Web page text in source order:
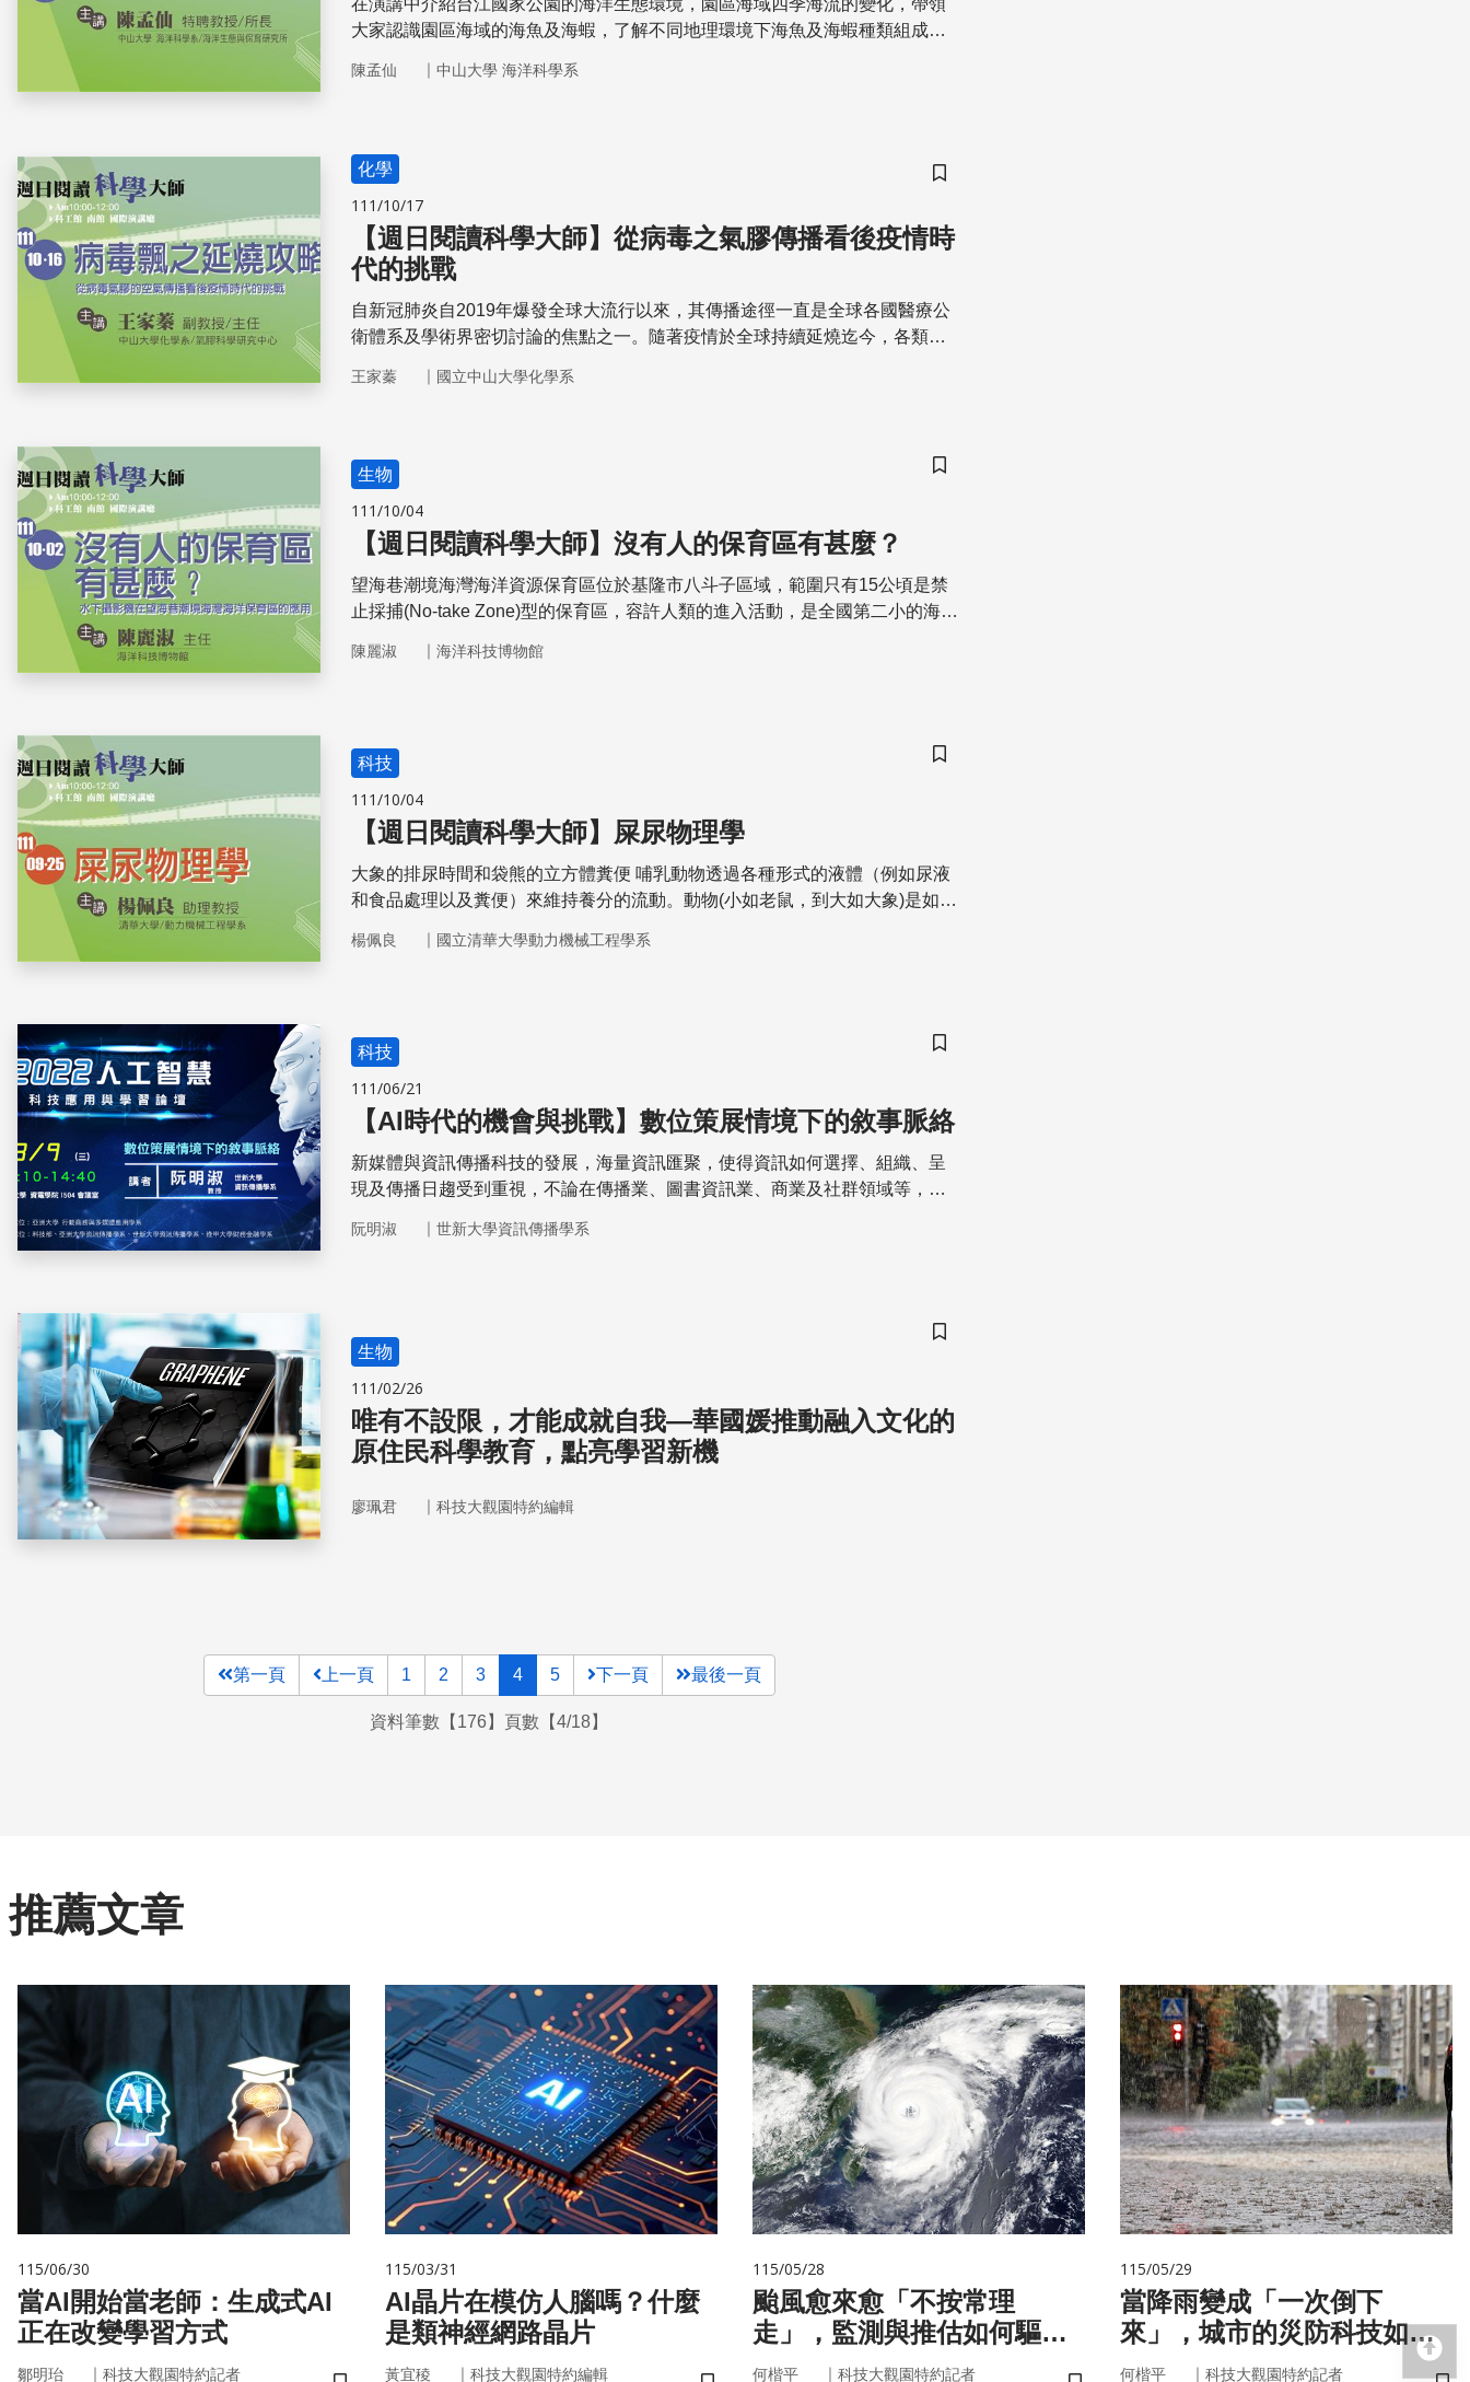
在演講中介紹台江國家公園的海洋生態環境，園區海域四季海流的變化，帶領
大家認識園區海域的海魚及海蝦，了解不同地理環境下海魚及海蝦種類組成的
陳孟仙 ｜ 中山大學 海洋科學系
儲存書籤
化學
111/10/17
【週日閱讀科學大師】從病毒之氣膠傳播看後疫情時
代的挑戰
自新冠肺炎自2019年爆發全球大流行以來，其傳播途徑一直是全球各國醫療公
衛體系及學術界密切討論的焦點之一。隨著疫情於全球持續延燒迄今，各類新
徑。世界衛生組織及全球多國亦已陸續修改防疫準則，將氣膠傳播列為導致新
王家蓁 ｜ 國立中山大學化學系
儲存書籤
生物
111/10/04
【週日閱讀科學大師】沒有人的保育區有甚麼？
望海巷潮境海灣海洋資源保育區位於基隆市八斗子區域，範圍只有15公頃是禁
止採捕(No-take Zone)型的保育區，容許人類的進入活動，是全國第二小的海洋
遊客呈倍數成長，2020年因為國外COV19的影響，島內各地潛水點呈現空前的
陳麗淑 ｜ 海洋科技博物館
儲存書籤
科技
111/10/04
【週日閱讀科學大師】屎尿物理學
大象的排尿時間和袋熊的立方體糞便 哺乳動物透過各種形式的液體（例如尿液
和食品處理以及糞便）來維持養分的流動。動物(小如老鼠，到大如大象)是如何
液，如同泌尿系統中的虹吸管。
楊佩良 ｜ 國立清華大學動力機械工程學系
儲存書籤
科技
111/06/21
【AI時代的機會與挑戰】數位策展情境下的敘事脈絡
新媒體與資訊傳播科技的發展，海量資訊匯聚，使得資訊如何選擇、組織、呈
現及傳播日趨受到重視，不論在傳播業、圖書資訊業、商業及社群領域等，其
內容
阮明淑 ｜ 世新大學資訊傳播學系
儲存書籤
生物
111/02/26
唯有不設限，才能成就自我—華國媛推動融入文化的
原住民科學教育，點亮學習新機
廖珮君 ｜ 科技大觀園特約編輯
第一頁 上一頁 1 2 3 4 5 下一頁 最後一頁
資料筆數【176】頁數【4/18】
推薦文章
115/06/30
當AI開始當老師：生成式AI
正在改變學習方式
鄒明珆 ｜ 科技大觀園特約記者
115/03/31
AI晶片在模仿人腦嗎？什麼
是類神經網路晶片
黃宜稜 ｜ 科技大觀園特約編輯
115/05/28
颱風愈來愈「不按常理
走」，監測與推估如何驅動
防災決策？
何楷平 ｜ 科技大觀園特約記者
115/05/29
當降雨變成「一次倒下
來」，城市的災防科技如何
即時應變？
何楷平 ｜ 科技大觀園特約記者
回